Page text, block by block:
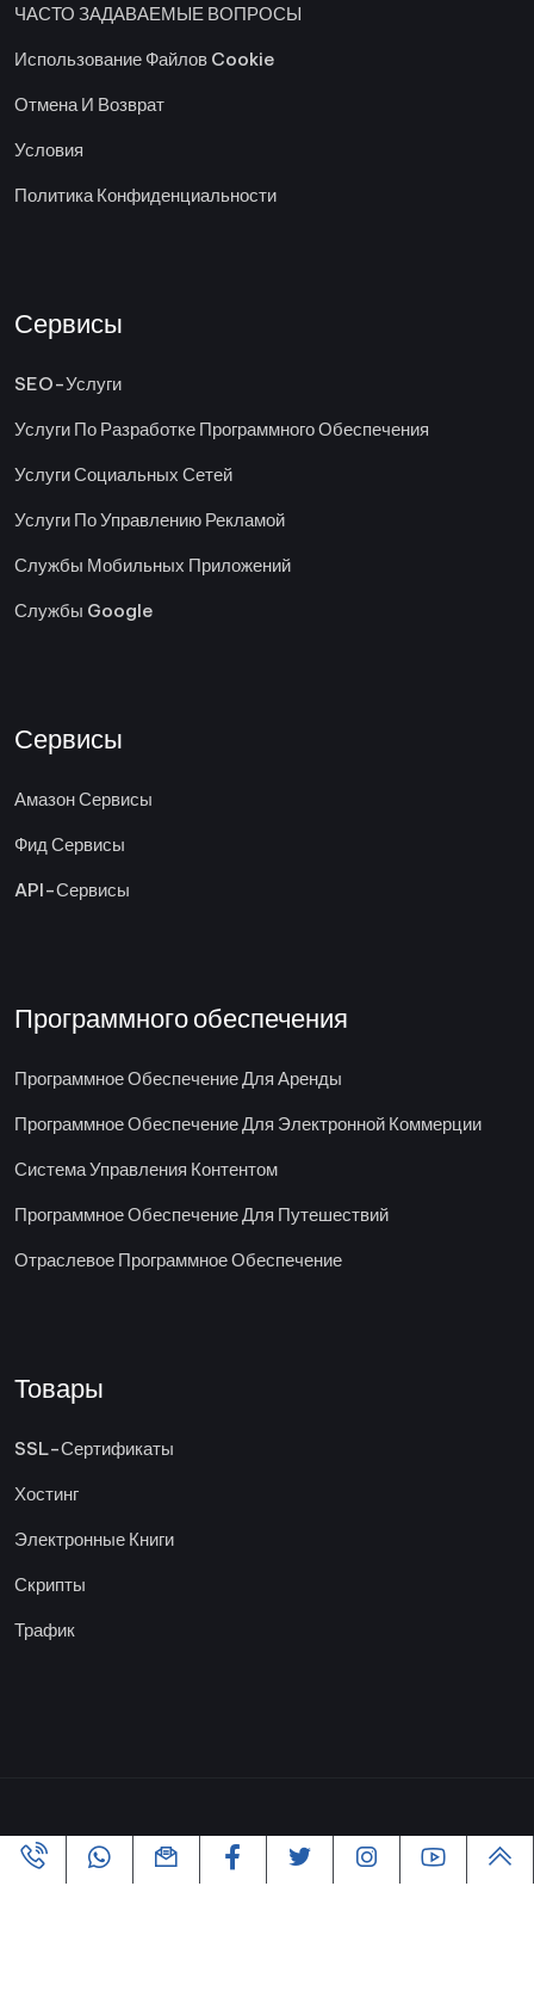
ЧАСТО ЗАДАВАЕМЫЕ ВОПРОСЫ
Использование Файлов Cookie
Отмена И Возврат
Условия
Политика Конфиденциальности
Сервисы
SEO-Услуги
Услуги По Разработке Программного Обеспечения
Услуги Социальных Сетей
Услуги По Управлению Рекламой
Службы Мобильных Приложений
Службы Google
Сервисы
Амазон Сервисы
Фид Сервисы
API-Сервисы
Программного обеспечения
Программное Обеспечение Для Аренды
Программное Обеспечение Для Электронной Коммерции
Система Управления Контентом
Программное Обеспечение Для Путешествий
Отраслевое Программное Обеспечение
Товары
SSL-Сертификаты
Хостинг
Электронные Книги
Скрипты
Трафик
Copyright ©2005-2026 Все права защищены | Powered By